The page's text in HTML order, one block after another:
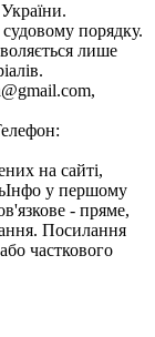
порядку.
лише
на сайті,
у першому
- пряме,
Посилання
часткового